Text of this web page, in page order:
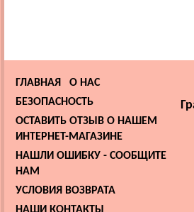
ГЛАВНАЯ
О НАС
БЕЗОПАСНОСТЬ
ОСТАВИТЬ ОТЗЫВ О НАШЕМ
ИНТЕРНЕТ-МАГАЗИНЕ
НАШЛИ ОШИБКУ - СООБЩИТЕ
НАМ
УСЛОВИЯ ВОЗВРАТА